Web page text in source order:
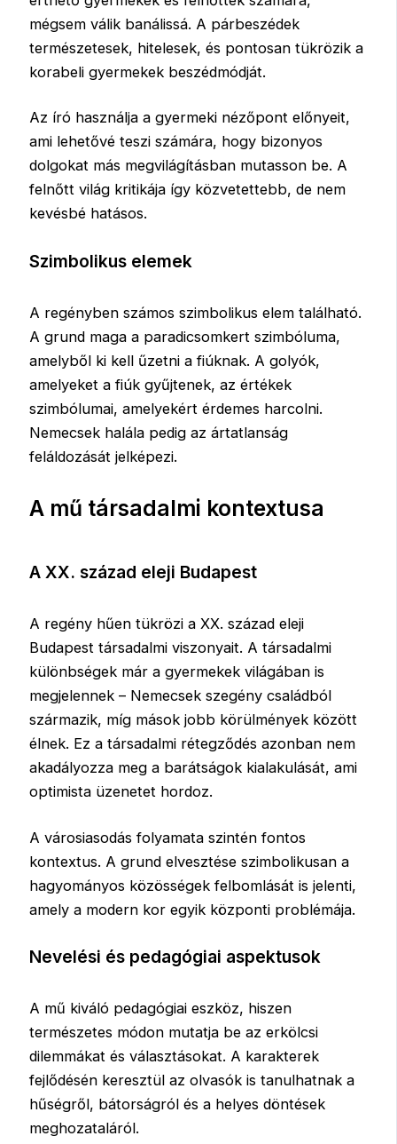
mégsem válik banálissá. A párbeszédek
természetesek, hitelesek, és pontosan tükrözik a
korabeli gyermekek beszédmódját.
Az író használja a gyermeki nézőpont előnyeit,
ami lehetővé teszi számára, hogy bizonyos
dolgokat más megvilágításban mutasson be. A
felnőtt világ kritikája így közvetettebb, de nem
kevésbé hatásos.
Szimbolikus elemek
A regényben számos szimbolikus elem található.
A grund maga a paradicsomkert szimbóluma,
amelyből ki kell űzetni a fiúknak. A golyók,
amelyeket a fiúk gyűjtenek, az értékek
szimbólumai, amelyekért érdemes harcolni.
Nemecsek halála pedig az ártatlanság
feláldozását jelképezi.
A mű társadalmi kontextusa
A XX. század eleji Budapest
A regény hűen tükrözi a XX. század eleji
Budapest társadalmi viszonyait. A társadalmi
különbségek már a gyermekek világában is
megjelennek – Nemecsek szegény családból
származik, míg mások jobb körülmények között
élnek. Ez a társadalmi rétegződés azonban nem
akadályozza meg a barátságok kialakulását, ami
optimista üzenetet hordoz.
A városiasodás folyamata szintén fontos
kontextus. A grund elvesztése szimbolikusan a
hagyományos közösségek felbomlását is jelenti,
amely a modern kor egyik központi problémája.
Nevelési és pedagógiai aspektusok
A mű kiváló pedagógiai eszköz, hiszen
természetes módon mutatja be az erkölcsi
dilemmákat és választásokat. A karakterek
fejlődésén keresztül az olvasók is tanulhatnak a
hűségről, bátorságról és a helyes döntések
meghozataláról.